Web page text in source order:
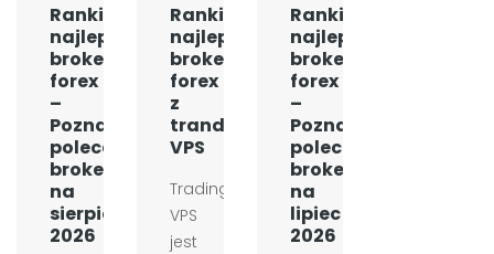
Ranking
najlepszych
brokerów
forex
–
Poznaj
polecanych
brokerów
na
sierpień
2026
Ranking
najlepszych
brokerów
forex
z
tranding
VPS
Trading
VPS
jest
Ranking
najlepszych
brokerów
forex
–
Poznaj
polecanych
brokerów
na
lipiec
2026